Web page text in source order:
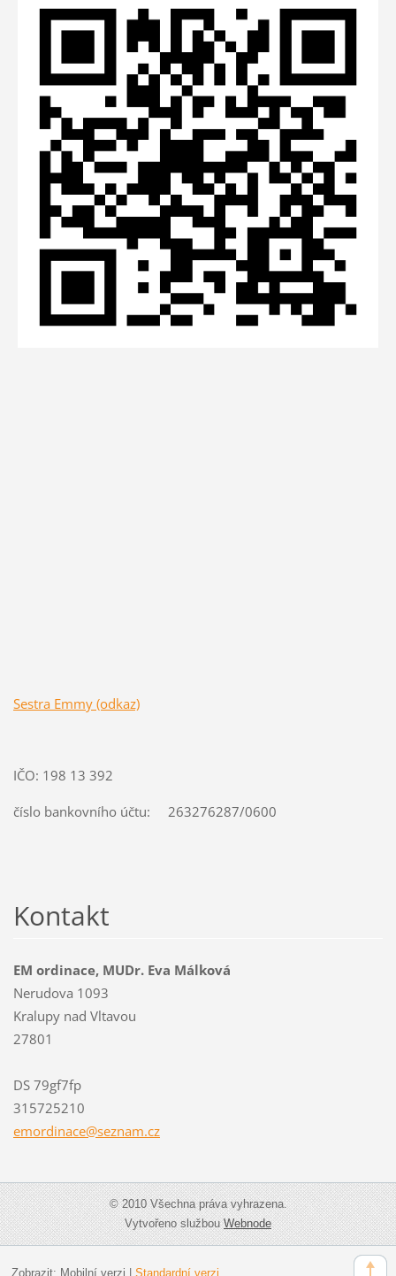
Sestra Emmy (odkaz)
IČO: 198 13 392
číslo bankovního účtu: 263276287/0600
Kontakt
EM ordinace, MUDr. Eva Málková
Nerudova 1093
Kralupy nad Vltavou
27801
DS 79gf7fp
315725210
emordinace@seznam.cz
© 2010 Všechna práva vyhrazena.
Vytvořeno službouWebnode
Zobrazit: Mobilní verzi Standardní verzi